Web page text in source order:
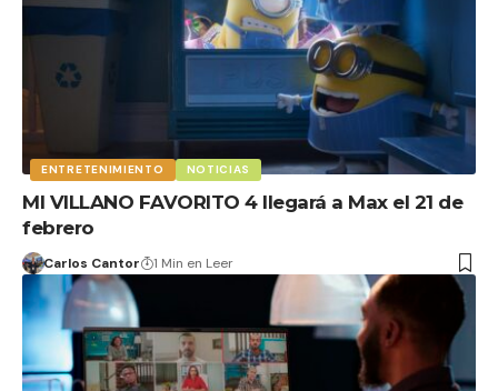
ENTRETENIMIENTO NOTICIAS
MI VILLANO FAVORITO 4 llegará a Max el 21 de
febrero
Carlos Cantor 1 Min en Leer